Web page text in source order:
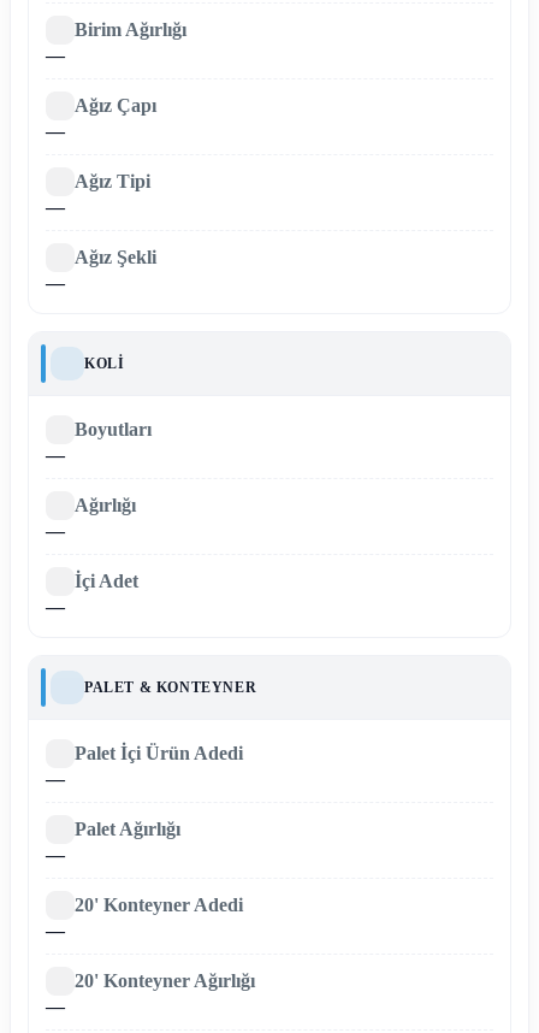
Birim Ağırlığı
—
Ağız Çapı
—
Ağız Tipi
—
Ağız Şekli
—
KOLI
Boyutları
—
Ağırlığı
—
İçi Adet
—
PALET & KONTEYNER
Palet İçi Ürün Adedi
—
Palet Ağırlığı
—
20' Konteyner Adedi
—
20' Konteyner Ağırlığı
—